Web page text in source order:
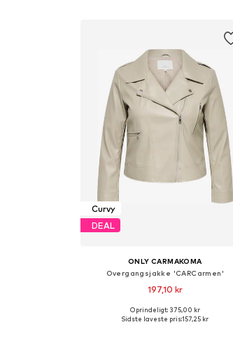
Curvy
DEAL
ONLY CARMAKOMA
Overgangsjakke 'CARCarmen'
197,10 kr
Tilgængelige størrelser: XL, XXL, XXXL
Oprindeligt: 375,00 kr
Sidste laveste pris:157,25 kr